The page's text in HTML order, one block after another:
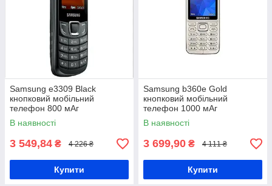
Samsung e3309 Black
кнопковий мобільний
телефон 800 мАг
В наявності
3 549,84 ₴ 4 226 ₴
Купити
Samsung b360e Gold
кнопковий мобільний
телефон 1000 мАг
В наявності
3 699,90 ₴ 4 111 ₴
Купити